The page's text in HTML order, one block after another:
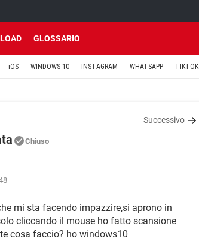
GLOSSARIO
iOS WINDOWS 10 INSTAGRAM WHATSAPP TIKTOK
Successivo
Chiuso
mi sta facendo impazzire,si aprono in
cliccando il mouse ho fatto scansione
cosa faccio? ho windows10